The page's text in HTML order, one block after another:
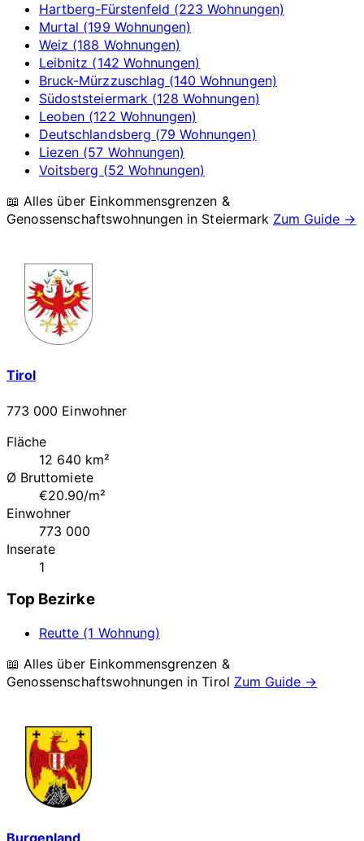
Hartberg-Fürstenfeld (223 Wohnungen)
Murtal (199 Wohnungen)
Weiz (188 Wohnungen)
Leibnitz (142 Wohnungen)
Bruck-Mürzzuschlag (140 Wohnungen)
Südoststeiermark (128 Wohnungen)
Leoben (122 Wohnungen)
Deutschlandsberg (79 Wohnungen)
Liezen (57 Wohnungen)
Voitsberg (52 Wohnungen)
📖 Alles über Einkommensgrenzen &
Genossenschaftswohnungen in Steiermark Zum Guide →
Tirol
773 000 Einwohner
Fläche
12 640 km²
Ø Bruttomiete
€20.90/m²
Einwohner
773 000
Inserate
1
Top Bezirke
Reutte (1 Wohnung)
📖 Alles über Einkommensgrenzen &
Genossenschaftswohnungen inTirol Zum Guide →